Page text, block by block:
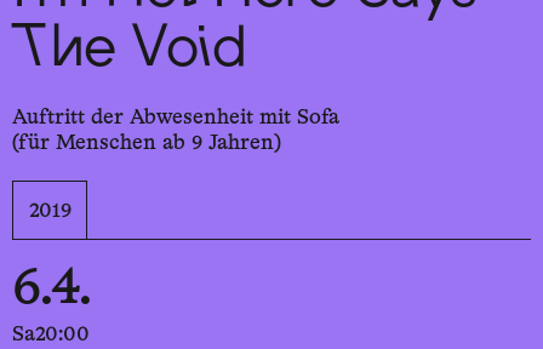
The Void
Auftritt der Abwesenheit mit Sofa
(für Menschen ab 9 Jahren)
2019
6.4.
Sa20:00